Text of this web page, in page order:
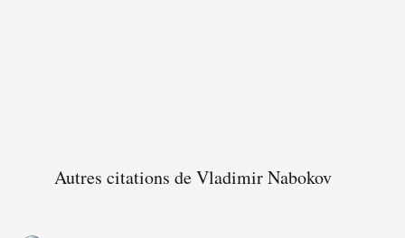
Autres citations de Vladimir Nabokov